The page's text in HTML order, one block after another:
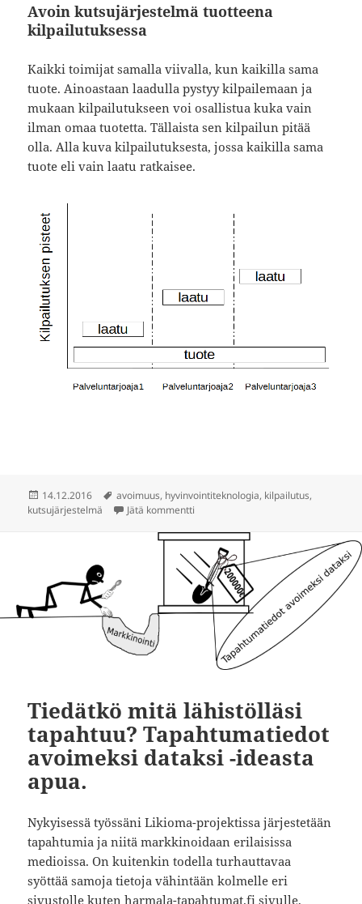
Avoin kutsujärjestelmä tuotteena
kilpailutuksessa
Kaikki toimijat samalla viivalla, kun kaikilla sama
tuote. Ainoastaan laadulla pystyy kilpailemaan ja
mukaan kilpailutukseen voi osallistua kuka vain
ilman omaa tuotetta. Tällaista sen kilpailun pitää
olla. Alla kuva kilpailutuksesta, jossa kaikilla sama
tuote eli vain laatu ratkaisee.
Julkaistu
14.12.2016 Avainsanat
avoimuus, hyvinvointiteknologia, kilpailutus,
kutsujärjestelmä
Jätä kommentti
Tiedätkö mitä lähistölläsi
tapahtuu? Tapahtumatiedot
avoimeksi dataksi -ideasta
apua.
Nykyisessä työssäni Likioma-projektissa järjestetään
tapahtumia ja niitä markkinoidaan erilaisissa
medioissa. On kuitenkin todella turhauttavaa
syöttää samoja tietoja vähintään kolmelle eri
sivustolle kutenharmala-tapahtumat.fisivulle,